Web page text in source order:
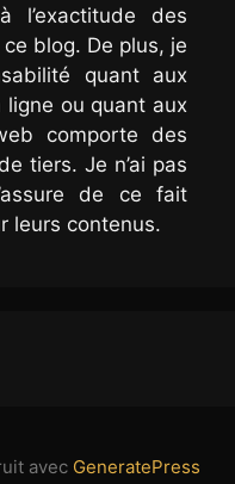
l’exactitude des
blog. De plus, je
quant aux
ou quant aux
comporte des
tiers. Je n’ai pas
de ce fait
leurs contenus.
avec GeneratePress